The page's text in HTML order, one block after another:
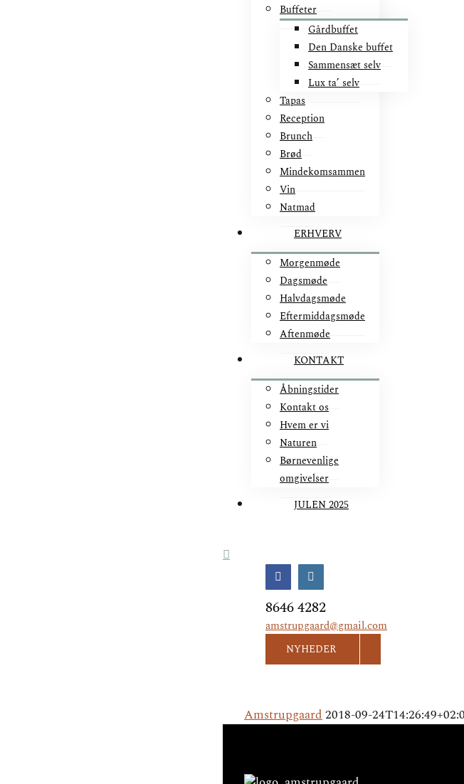
Buffeter
Gårdbuffet
Den Danske buffet
Sammensæt selv
Lux ta’ selv
Tapas
Reception
Brunch
Brød
Mindekomsammen
Vin
Natmad
ERHVERV
Morgenmøde
Dagsmøde
Halvdagsmøde
Eftermiddagsmøde
Aftenmøde
KONTAKT
Åbningstider
Kontakt os
Hvem er vi
Naturen
Børnevenlige
omgivelser
JULEN 2025
Facebook
8646 4282
amstrupgaard@gmail.com
NYHEDER
Amstrupgaard2018-09-